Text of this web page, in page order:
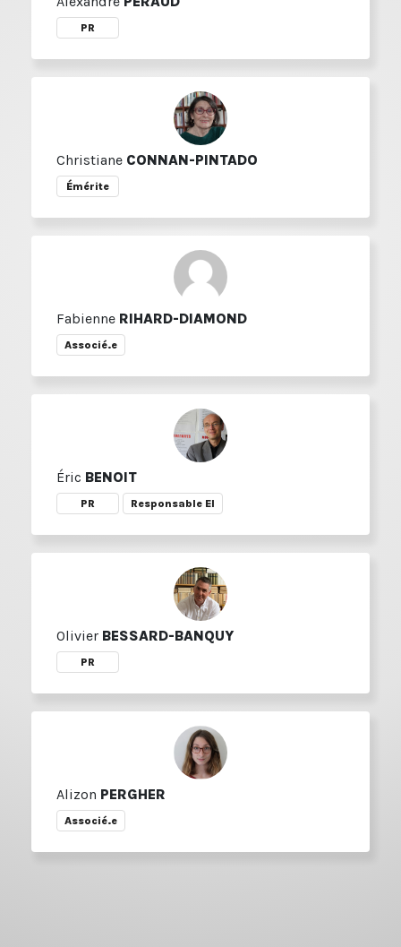
PR
Christiane CONNAN-PINTADO
Émérite
Fabienne RIHARD-DIAMOND
Associé.e
Éric BENOIT
PR Responsable EI
Olivier BESSARD-BANQUY
PR
Alizon PERGHER
Associé.e